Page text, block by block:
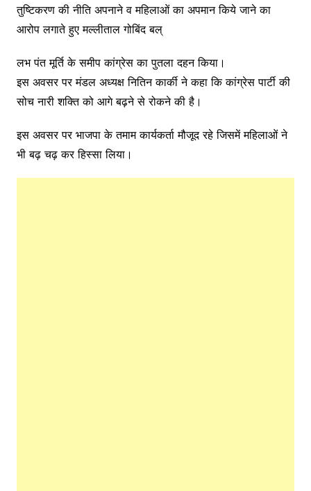
तुष्टिकरण की नीति अपनाने व महिलाओं का अपमान किये जाने का
आरोप लगाते हुए मल्लीताल गोबिंद बल्
लभ पंत मूर्ति के समीप कांग्रेस का पुतला दहन किया।
इस अवसर पर मंडल अध्यक्ष नितिन कार्की ने कहा कि कांग्रेस पार्टी की
सोच नारी शक्ति को आगे बढ़ने से रोकने की है।
इस अवसर पर भाजपा के तमाम कार्यकर्ता मौजूद रहे जिसमें महिलाओं ने
भी बढ़ चढ़ कर हिस्सा लिया।